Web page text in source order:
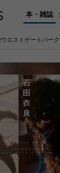
本・雑誌
ウエストゲートパー